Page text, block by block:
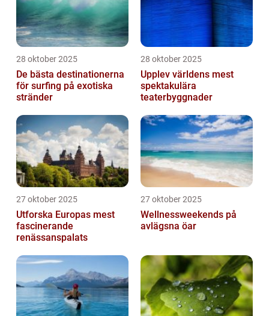
28 oktober 2025
De bästa destinationerna
för surfing på exotiska
stränder
28 oktober 2025
Upplev världens mest
spektakulära
teaterbyggnader
27 oktober 2025
Utforska Europas mest
fascinerande
renässanspalats
27 oktober 2025
Wellnessweekends på
avlägsna öar